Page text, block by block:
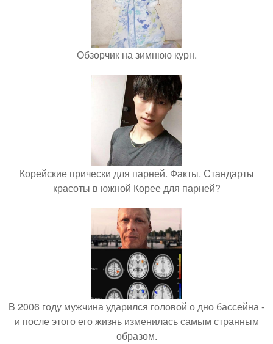
Обзорчик на зимнюю курн.
Корейские прически для парней. Факты. Стандарты
красоты в южной Корее для парней?
В 2006 году мужчина ударился головой о дно бассейна -
и после этого его жизнь изменилась самым странным
образом.